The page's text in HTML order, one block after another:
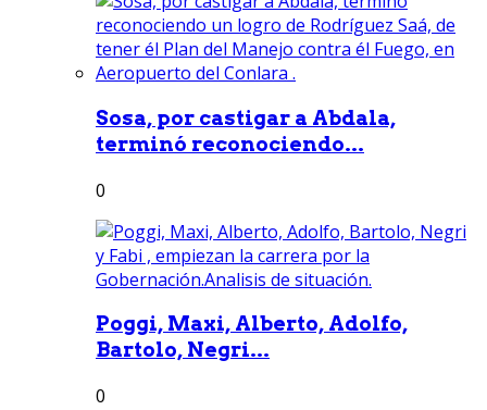
Sosa, por castigar a Abdala,
terminó reconociendo...
0
Poggi, Maxi, Alberto, Adolfo,
Bartolo, Negri...
0